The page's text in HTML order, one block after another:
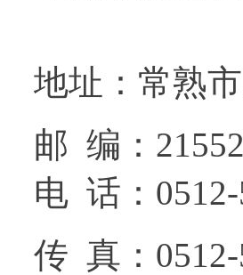
地址：常熟
邮 编：
电 话：0512-
传 真：0512-